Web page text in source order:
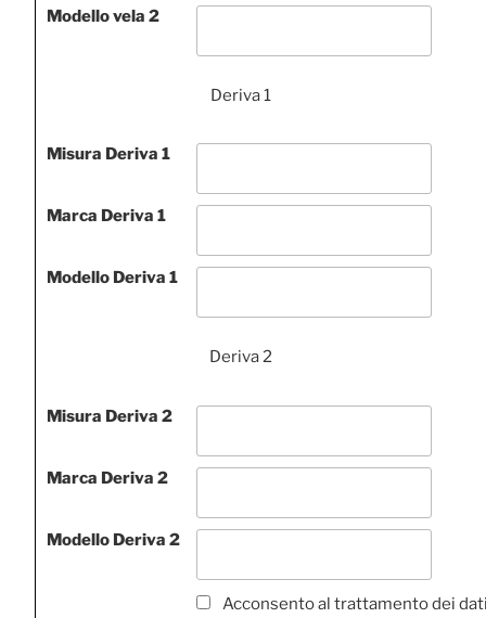
Modello vela 2
Deriva 1
Misura Deriva 1
Marca Deriva 1
Modello Deriva 1
Deriva 2
Misura Deriva 2
Marca Deriva 2
Modello Deriva 2
Acconsento al trattamento dei